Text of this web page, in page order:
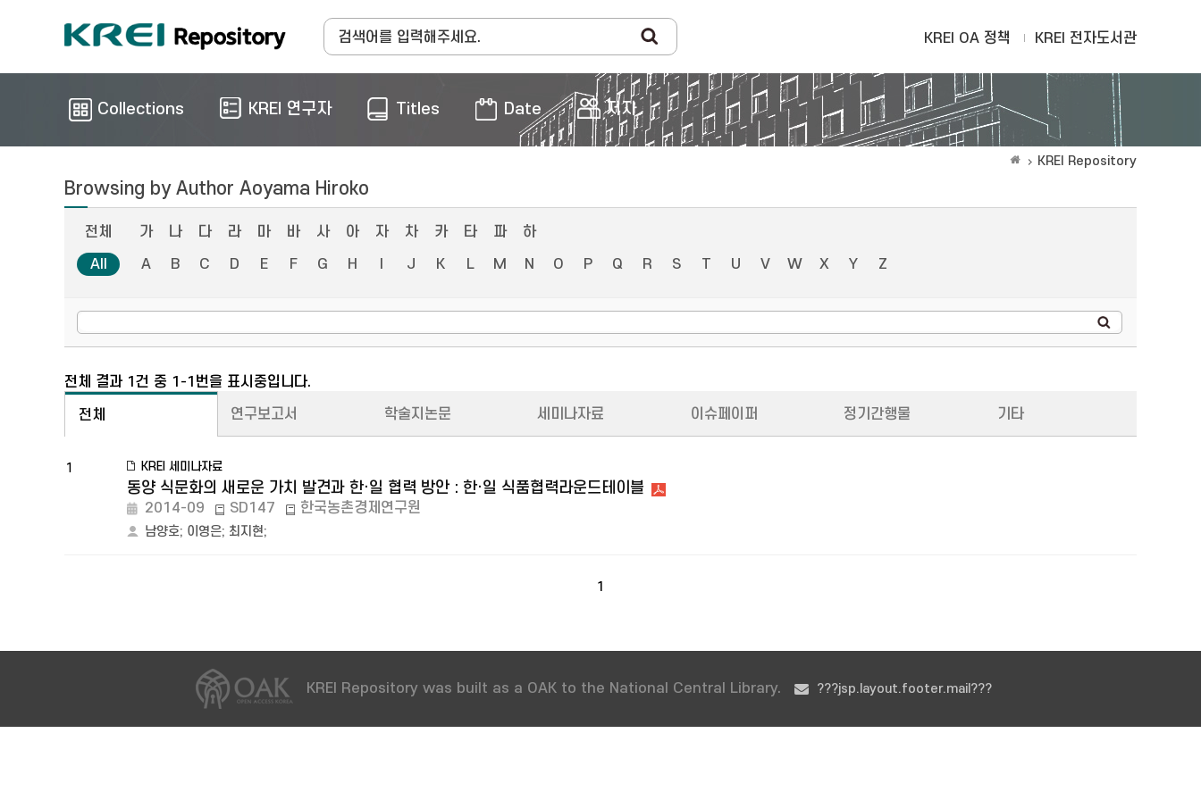
KREI OA 정책 KREI 전자도서관
Collections KREI 연구자 Titles Date 저자
KREI Repository
Browsing by Author Aoyama Hiroko
전체 가 나 다 라 마 바 사 아 자 차 카 타 파
하
All
A B C D E F G H J K L M N O P Q R S T U V W X Y Z
전체 결과 1건 중 1-1번을 표시중입니다.
전체 연구보고서 학술지논문 세미나자료 이슈페이퍼 정기간행물 기타
1 KREI 세미나자료
동양 식문화의 새로운 가치 발견과 한·일 협력 방안 : 한·일 식품협력라운드테이블
2014-09 SD147 한국농촌경제연구원
남양호; 이영은; 최지현;
1
KREI Repository was built as a OAK to the National Central Library. ???jsp.layout.footer.mail???